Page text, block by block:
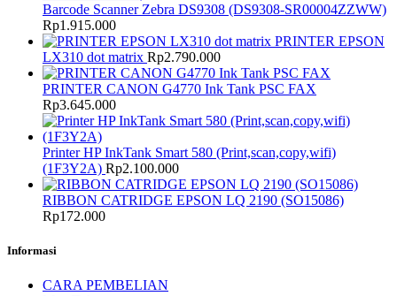
Barcode Scanner Zebra DS9308 (DS9308-SR00004ZZWW)
Rp1.915.000
PRINTER EPSON
LX310 dot matrix Rp2.790.000
PRINTER CANON G4770 Ink Tank PSC FAX
Rp3.645.000
Printer HP InkTank Smart 580 (Print,scan,copy,wifi)
(1F3Y2A) Rp2.100.000
RIBBON CATRIDGE EPSON LQ 2190 (SO15086)
Rp172.000
Informasi
CARA PEMBELIAN